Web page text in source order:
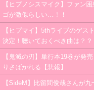
【ヒプノシスマイク】ファン
ゴが激似らしい…！！
【ヒプマイ】5thライブのゲス
決定！聴いておくべき曲は？？
【鬼滅の刃】単行本19巻が発
りさばかれる【悲報】
【SideM】比留間俊哉さんが